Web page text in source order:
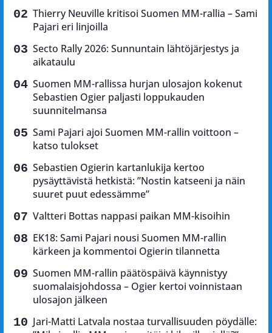
Thierry Neuville kritisoi Suomen MM-rallia – Sami
Pajari eri linjoilla
Secto Rally 2026: Sunnuntain lähtöjärjestys ja
aikataulu
Suomen MM-rallissa hurjan ulosajon kokenut
Sebastien Ogier paljasti loppukauden
suunnitelmansa
Sami Pajari ajoi Suomen MM-rallin voittoon –
katso tulokset
Sebastien Ogierin kartanlukija kertoo
pysäyttävistä hetkistä: ”Nostin katseeni ja näin
suuret puut edessämme”
Valtteri Bottas nappasi paikan MM-kisoihin
EK18: Sami Pajari nousi Suomen MM-rallin
kärkeen ja kommentoi Ogierin tilannetta
Suomen MM-rallin päätöspäivä käynnistyy
suomalaisjohdossa – Ogier kertoi voinnistaan
ulosajon jälkeen
Jari-Matti Latvala nostaa turvallisuuden pöydälle: